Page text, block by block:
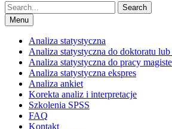
Search
for:Menu
Analiza statystyczna
Analiza statystyczna do doktoratu
Analiza statystyczna do pracy
Analiza statystyczna ekspres
Analiza ankiet
Korekta analiz i interpretacje
Szkolenia SPSS
FAQ
Kontakt